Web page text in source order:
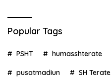
Popular Tags
PSHT humasshterate
pusatmadiun SH Terate